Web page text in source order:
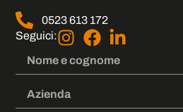
0523 613 172
Seguici: